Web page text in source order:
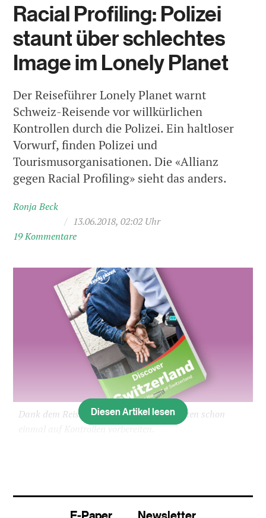
Racial Profiling: Polizei
staunt über schlechtes
Image im Lonely Planet
Der Reiseführer Lonely Planet warnt
Schweiz-Reisende vor willkürlichen
Kontrollen durch die Polizei. Ein haltloser
Vorwurf, finden Polizei und
Tourismusorganisationen. Die «Allianz
gegen Racial Profiling» sieht das anders.
Ronja Beck
/ 13.06.2018, 02:02 Uhr
19 Kommentare
Dank dem Reiseführer können sich Touristen schon
Diesen Artikel lesen